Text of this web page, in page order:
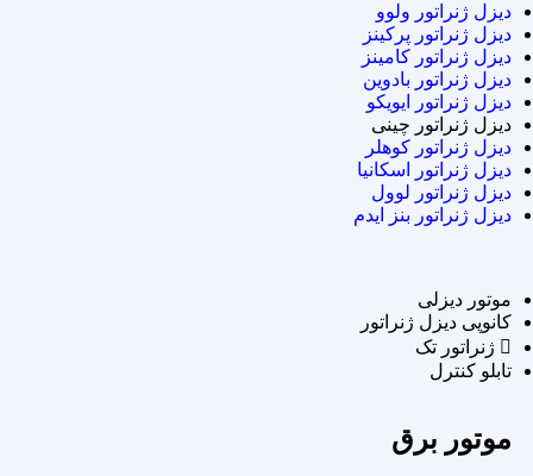
دیزل ژنراتور ولوو
دیزل ژنراتور پرکینز
دیزل ژنراتور کامینز
دیزل ژنراتور بادوین
دیزل ژنراتور ایویکو
دیزل ژنراتور چینی
دیزل ژنراتور کوهلر
دیزل ژنراتور اسکانیا
دیزل ژنراتور لوول
دیزل ژنراتور بنز ایدم
موتور دیزلی
کانوپی دیزل ژنراتور
ژنراتور تک
تابلو کنترل
موتور برق